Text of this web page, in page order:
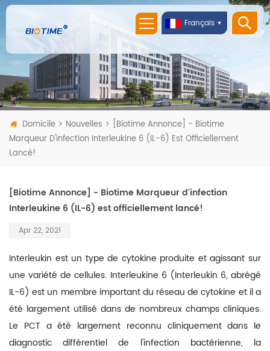
Français
Domicile Nouvelles
[Biotime Annonce] - Biotime
Marqueur D'infection Interleukine 6 (IL-6) Est Officiellement
Lancé!
[Biotime Annonce] - Biotime Marqueur d'infection
Interleukine 6 (IL-6) est officiellement lancé!
Apr 22, 2021
Interleukin est un type de cytokine produite et agissant sur
une variété de cellules. Interleukine 6 (Interleukin 6, abrégé
IL-6) est un membre important du réseau de cytokine et il a
été largement utilisé dans de nombreux champs cliniques.
Le PCT a été largement reconnu cliniquement dans le
diagnostic différentiel de l'infection bactérienne, la